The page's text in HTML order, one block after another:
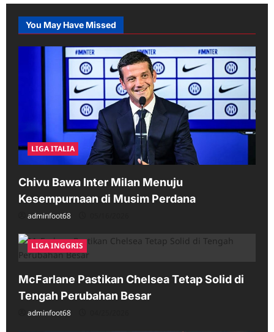
You May Have Missed
LIGA ITALIA
Chivu Bawa Inter Milan Menuju
Kesempurnaan di Musim Perdana
adminfoot68
LIGA INGGRIS
McFarlane Pastikan Chelsea Tetap Solid di
Tengah Perubahan Besar
adminfoot68